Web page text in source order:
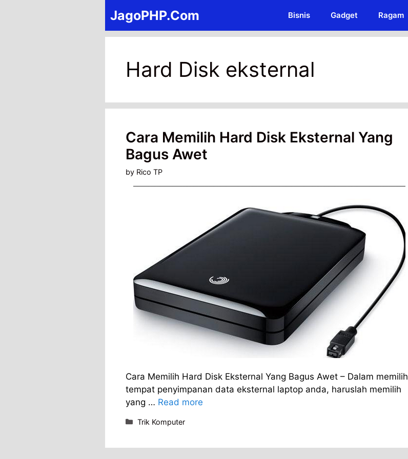
JagoPHP.Com Bisnis Gadget Ragam
Hard Disk eksternal
Cara Memilih Hard Disk Eksternal Yang
Bagus Awet
by Rico TP
Cara Memilih Hard Disk Eksternal Yang Bagus Awet – Dalam memilih
tempat penyimpanan data eksternal laptop anda, haruslah memilih
yang … Read more
Categories
Trik Komputer